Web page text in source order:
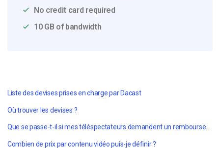
No credit card required
10 GB of bandwidth
Liste des devises prises en charge par Dacast
Où trouver les devises ?
Que se passe-t-il si mes téléspectateurs demandent un remboursement ?
Combien de prix par contenu vidéo puis-je définir ?